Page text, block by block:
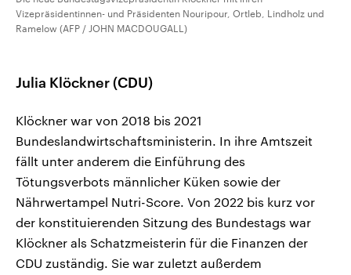
Vizepräsidentinnen- und Präsidenten Nouripour, Ortleb, Lindholz und
Ramelow (AFP / JOHN MACDOUGALL)
Julia Klöckner (CDU)
Klöckner war von 2018 bis 2021
Bundeslandwirtschaftsministerin. In ihre Amtszeit
fällt unter anderem die Einführung des
Tötungsverbots männlicher Küken sowie der
Nährwertampel Nutri-Score. Von 2022 bis kurz vor
der konstituierenden Sitzung des Bundestags war
Klöckner als Schatzmeisterin für die Finanzen der
CDU zuständig. Sie war zuletzt außerdem